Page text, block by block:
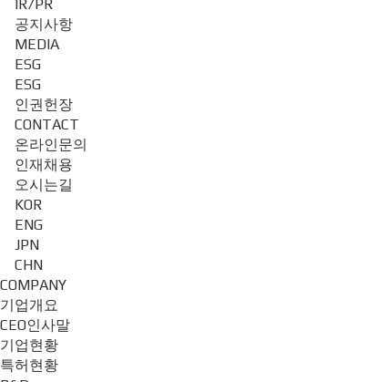
IR/PR
공지사항
MEDIA
ESG
ESG
인권헌장
CONTACT
온라인문의
인재채용
오시는길
KOR
ENG
JPN
CHN
COMPANY
기업개요
CEO인사말
기업현황
특허현황